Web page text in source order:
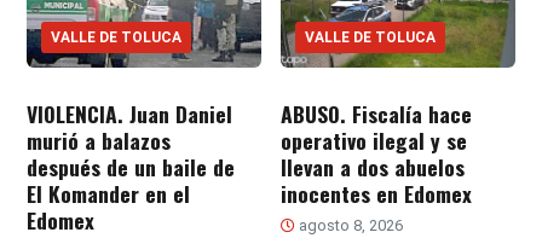
VALLE DE TOLUCA
VIOLENCIA. Juan Daniel
murió a balazos
después de un baile de
El Komander en el
Edomex
VALLE DE TOLUCA
ABUSO. Fiscalía hace
operativo ilegal y se
llevan a dos abuelos
inocentes en Edomex
agosto 8, 2026